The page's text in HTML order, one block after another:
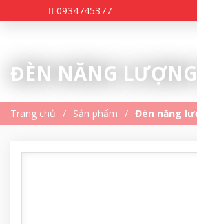
0934745377
ĐÈN NĂNG
Trang chủ Sản phẩm Đèn năng